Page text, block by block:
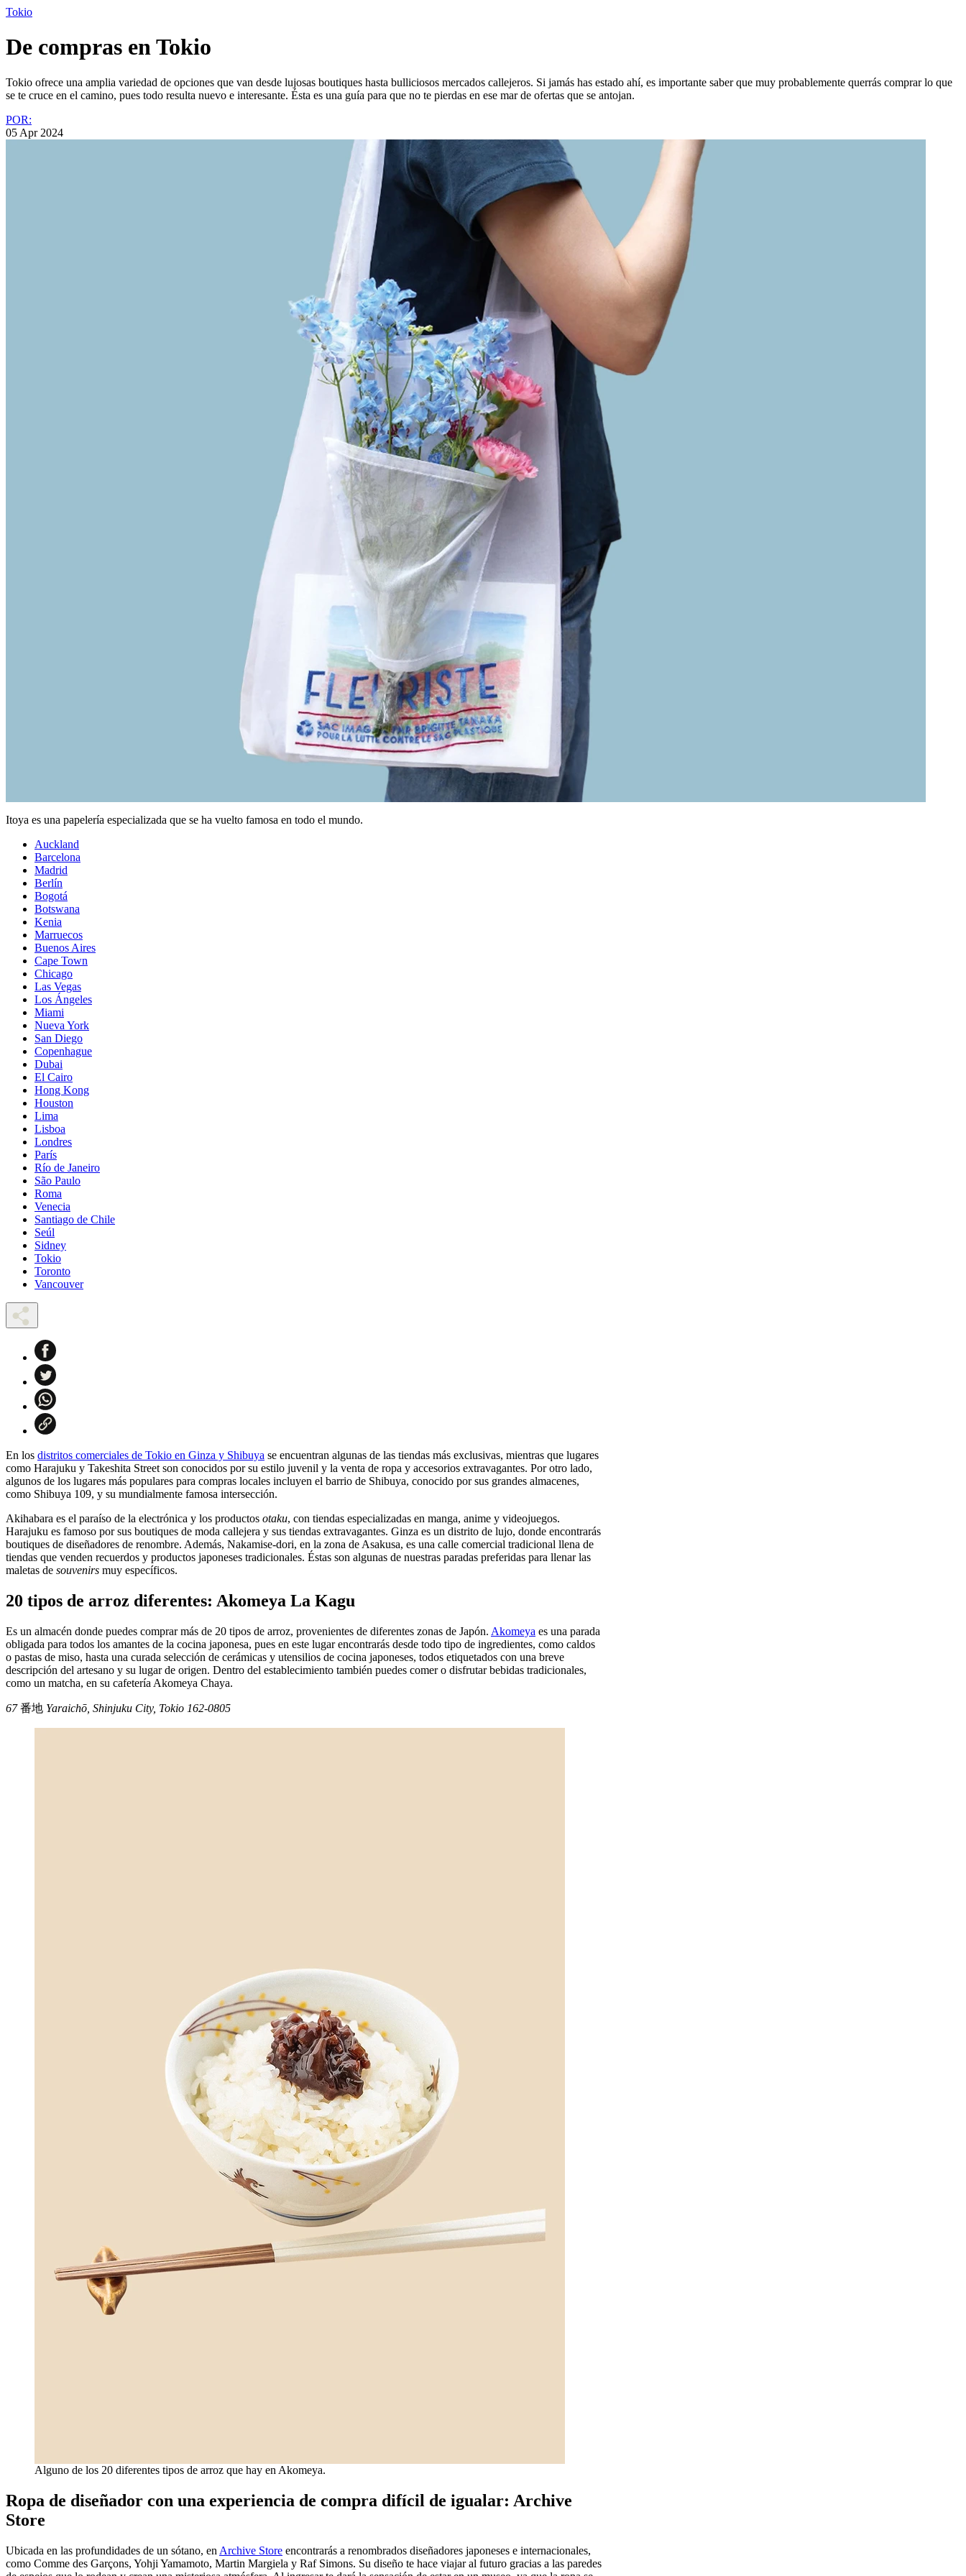
Tokio
De compras en Tokio
Tokio ofrece una amplia variedad de opciones que van desde lujosas boutiques hasta bulliciosos mercados callejeros. Si jamás has estado ahí, es importante saber que muy probablemente querrás comprar lo que
se te cruce en el camino, pues todo resulta nuevo e interesante. Ésta es una guía para que no te pierdas en ese mar de ofertas que se antojan.
POR:
05 Apr 2024
Itoya es una papelería especializada que se ha vuelto famosa en todo el mundo.
Auckland
Barcelona
Madrid
Berlín
Bogotá
Botswana
Kenia
Marruecos
Buenos Aires
Cape Town
Chicago
Las Vegas
Los Ángeles
Miami
Nueva York
San Diego
Copenhague
Dubai
El Cairo
Hong Kong
Houston
Lima
Lisboa
Londres
París
Río de Janeiro
São Paulo
Roma
Venecia
Santiago de Chile
Seúl
Sidney
Tokio
Toronto
Vancouver
En los distritos comerciales de Tokio en Ginza y Shibuya se encuentran algunas de las tiendas más exclusivas, mientras que lugares
como Harajuku y Takeshita Street son conocidos por su estilo juvenil y la venta de ropa y accesorios extravagantes. Por otro lado,
algunos de los lugares más populares para compras locales incluyen el barrio de Shibuya, conocido por sus grandes almacenes,
como Shibuya 109, y su mundialmente famosa intersección.
Akihabara es el paraíso de la electrónica y los productos otaku, con tiendas especializadas en manga, anime y videojuegos.
Harajuku es famoso por sus boutiques de moda callejera y sus tiendas extravagantes. Ginza es un distrito de lujo, donde encontrarás
boutiques de diseñadores de renombre. Además, Nakamise-dori, en la zona de Asakusa, es una calle comercial tradicional llena de
tiendas que venden recuerdos y productos japoneses tradicionales. Éstas son algunas de nuestras paradas preferidas para llenar las
maletas de souvenirs muy específicos.
20 tipos de arroz diferentes: Akomeya La Kagu
Es un almacén donde puedes comprar más de 20 tipos de arroz, provenientes de diferentes zonas de Japón. Akomeya es una parada
obligada para todos los amantes de la cocina japonesa, pues en este lugar encontrarás desde todo tipo de ingredientes, como caldos
o pastas de miso, hasta una curada selección de cerámicas y utensilios de cocina japoneses, todos etiquetados con una breve
descripción del artesano y su lugar de origen. Dentro del establecimiento también puedes comer o disfrutar bebidas tradicionales,
como un matcha, en su cafetería Akomeya Chaya.
67番地 Yaraichō, Shinjuku City, Tokio 162-0805
Alguno de los 20 diferentes tipos de arroz que hay en Akomeya.
Ropa de diseñador con una experiencia de compra difícil de igualar: Archive
Store
Ubicada en las profundidades de un sótano, en Archive Store encontrarás a renombrados diseñadores japoneses e internacionales,
como Comme des Garçons, Yohji Yamamoto, Martin Margiela y Raf Simons. Su diseño te hace viajar al futuro gracias a las paredes